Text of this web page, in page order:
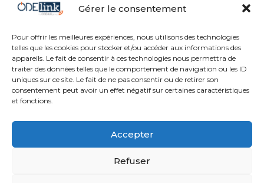
Gérer le consentement
Pour offrir les meilleures expériences, nous utilisons des technologies
telles que les cookies pour stocker et/ou accéder aux informations des
appareils. Le fait de consentir à ces technologies nous permettra de
traiter des données telles que le comportement de navigation ou les ID
uniques sur ce site. Le fait de ne pas consentir ou de retirer son
consentement peut avoir un effet négatif sur certaines caractéristiques
et fonctions.
Accepter
Refuser
04 73 770 707